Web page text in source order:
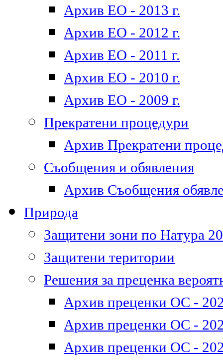
Архив ЕО - 2013 г.
Архив ЕО - 2012 г.
Архив ЕО - 2011 г.
Архив ЕО - 2010 г.
Архив ЕО - 2009 г.
Прекратени процедури
Архив Прекратени
Съобщения и обявления
Архив Съобщения
Природа
Защитени зони по Натура
Защитени територии
Решения за преценка
Архив преценки ОС -
Архив преценки ОС -
Архив преценки ОС -